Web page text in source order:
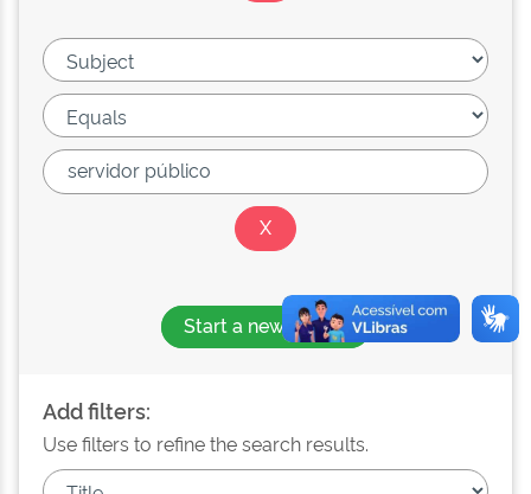
Start a new search
Add filters:
Use filters to refine the search results.